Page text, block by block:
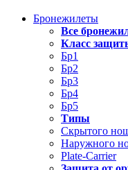
Бронежилеты
Все
Класс
Бр1
Бр2
Бр3
Бр4
Бр5
Типы
Скрытого
Наружного
Plate-Carrier